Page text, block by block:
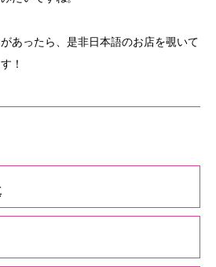
あったら、是非日本語のお店を覗いて
！